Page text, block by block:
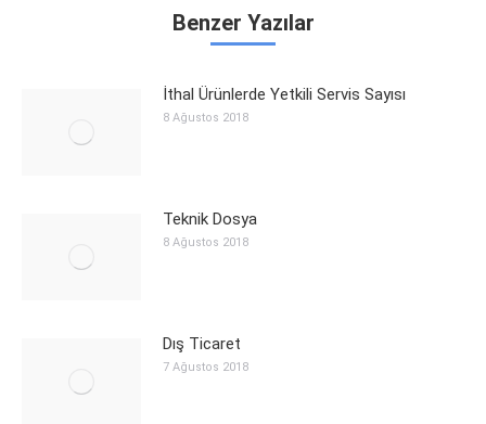
Benzer Yazılar
İthal Ürünlerde Yetkili Servis Sayısı
8 Ağustos 2018
Teknik Dosya
8 Ağustos 2018
Dış Ticaret
7 Ağustos 2018